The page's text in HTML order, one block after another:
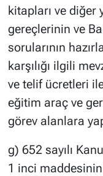
kitapları ve diğer
gereçlerinin ve
sorularının
karşılığı ilgili
ve telif ücretleri
eğitim araç ve
görev alanlara
g) 652 sayılı
1 inci